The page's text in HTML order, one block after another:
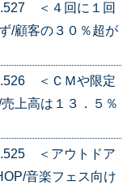
＜４回に１回
/顧客の３０％超が
＜ＣＭや限定
上高は１３．５％
＜アウトドア
音楽フェス向け